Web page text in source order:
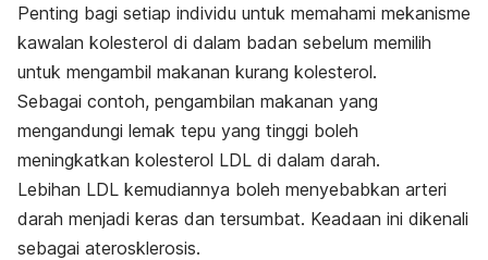
Penting bagi setiap individu untuk memahami mekanisme
kawalan kolesterol di dalam badan sebelum memilih
untuk mengambil makanan kurang kolesterol.
Sebagai contoh, pengambilan makanan yang
mengandungi lemak tepu yang tinggi boleh
meningkatkan kolesterol LDL di dalam darah.
Lebihan LDL kemudiannya boleh menyebabkan arteri
darah menjadi keras dan tersumbat. Keadaan ini dikenali
sebagai aterosklerosis.